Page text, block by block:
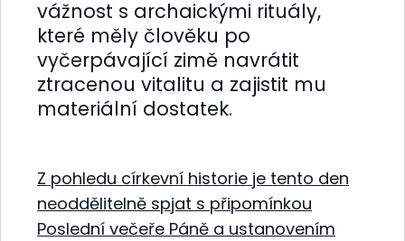
vážnost s archaickými rituály,
které měly člověku po
vyčerpávající zimě navrátit
ztracenou vitalitu a zajistit mu
materiální dostatek.
Z pohledu církevní historie je tento den
neoddělitelně spjat s připomínkou
Poslední večeře Páně a ustanovením